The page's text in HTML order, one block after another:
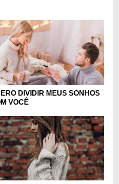
DIVIDIR MEUS SONHOS
VOCÊ